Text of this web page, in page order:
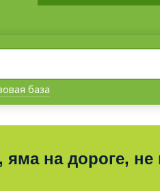
база
на дороге, не